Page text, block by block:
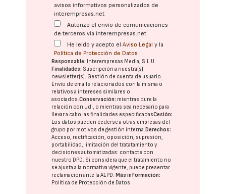
avisos informativos personalizados de
interempresas.net
Autorizo el envío de comunicaciones
de terceros vía interempresas.net
He leído y acepto elAviso Legal y la
Política de Protección de Datos
Responsable: Interempresas Media, S.L.U.
Finalidades: Suscripción a nuestra(s)
newsletter(s). Gestión de cuenta de usuario.
Envío de emails relacionados con la misma o
relativos a intereses similares o
asociados.Conservación: mientras dure la
relación con Ud., o mientras sea necesario para
llevar a cabo las finalidades especificadasCesión:
Los datos pueden cederse a otras empresas del
grupo por motivos de gestión interna.Derechos:
Acceso, rectificación, oposición, supresión,
portabilidad, limitación del tratatamiento y
decisiones automatizadas: contacte con
nuestro DPD. Si considera que el tratamiento no
se ajusta a la normativa vigente, puede presentar
reclamación ante laAEPD.Más información:
Política de Protección de Datos